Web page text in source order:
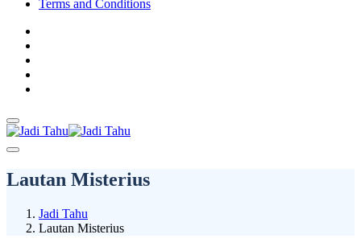
Terms and Conditions
Lautan Misterius
Jadi Tahu
Lautan Misterius